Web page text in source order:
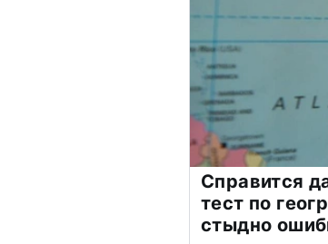
Справится
тест по
стыдно